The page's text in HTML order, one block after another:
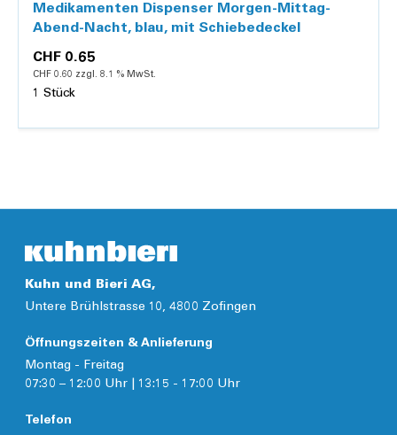
Medikamenten Dispenser Morgen-Mittag-
Abend-Nacht, blau, mit Schiebedeckel
CHF 0.65
CHF 0.60 zzgl. 8.1 % MwSt.
1 Stück
Kuhn und Bieri AG,
Untere Brühlstrasse 10, 4800 Zofingen
Öffnungszeiten & Anlieferung
Montag - Freitag
07:30 – 12:00 Uhr | 13:15 - 17:00 Uhr
Telefon